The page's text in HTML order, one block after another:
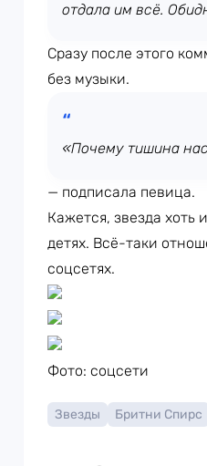
отдала им всё.
Сразу после этого
без музыки.
«Почему тишина
— подписала певица.
Кажется, звезда хоть
детях. Всё-таки
соцсетях.
Фото: соцсети
Звезды Бритни Спирс